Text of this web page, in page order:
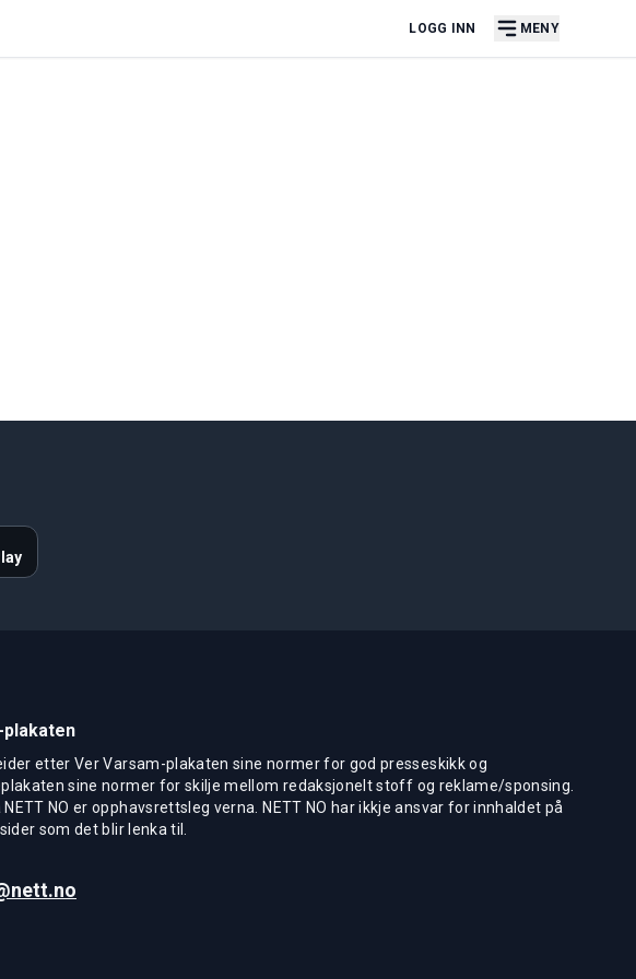
LOGG INN MENY
etter Ver Varsam-plakaten sine normer for god presseskikk og
sine normer for skilje mellom redaksjonelt stoff og reklame/sponsing.
NO er opphavsrettsleg verna. NETT NO har ikkje ansvar for innhaldet på
som det blir lenka til.